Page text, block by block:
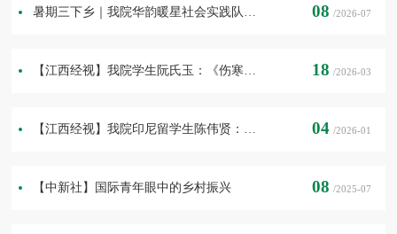
08 /2026-07
18 /2026-03
04 /2026-01
【中新社】国际青年眼中的乡村振兴 08 /2025-07